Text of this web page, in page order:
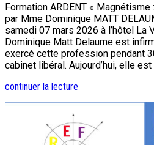
Formation ARDENT « Magnétisme
par Mme Dominique MATT
samedi 07 mars 2026 à l’hôtel La
Dominique Matt Delaume est
exercé cette profession pendant
cabinet libéral. Aujourd’hui, elle
continuer la lecture